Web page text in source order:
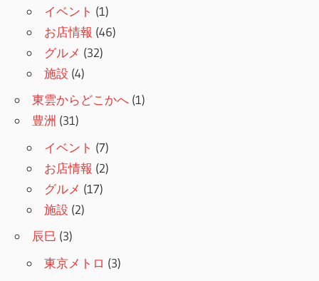
イベント (1)
お店情報 (46)
グルメ (32)
施設 (4)
東雲からどこかへ (1)
豊洲 (31)
イベント (7)
お店情報 (2)
グルメ (17)
施設 (2)
辰巳 (3)
東京メトロ (3)